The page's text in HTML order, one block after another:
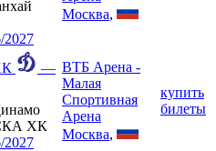
Москва,
—
ХК
ВТБ Арена -
Малая
Спортивная
Арена
Москва,
купить
билеты